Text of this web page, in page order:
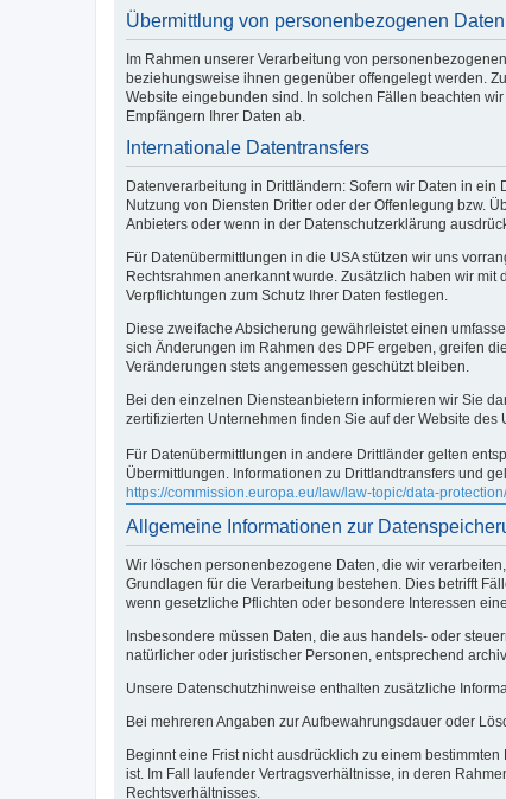
Übermittlung von personenbezogenen Daten
Im Rahmen unserer Verarbeitung von
beziehungsweise ihnen gegenüber offengelegt werden.
Website eingebunden sind. In solchen Fällen beachten
Empfängern Ihrer Daten ab.
Internationale Datentransfers
Datenverarbeitung in Drittländern: Sofern wir Daten in
Nutzung von Diensten Dritter oder der Offenlegung bzw.
Anbieters oder wenn in der Datenschutzerklärung
Für Datenübermittlungen in die USA stützen wir uns
Rechtsrahmen anerkannt wurde. Zusätzlich haben wir
Verpflichtungen zum Schutz Ihrer Daten festlegen.
Diese zweifache Absicherung gewährleistet einen
sich Änderungen im Rahmen des DPF ergeben, greifen
Veränderungen stets angemessen geschützt bleiben.
Bei den einzelnen Diensteanbietern informieren wir Sie
zertifizierten Unternehmen finden Sie auf der Website des
Für Datenübermittlungen in andere Drittländer gelten
Übermittlungen. Informationen zu Drittlandtransfers und
https://commission.europa.eu/law/law-topic/data-
Allgemeine Informationen zur
Wir löschen personenbezogene Daten, die wir
Grundlagen für die Verarbeitung bestehen. Dies betrifft
wenn gesetzliche Pflichten oder besondere Interessen
Insbesondere müssen Daten, die aus handels- oder
natürlicher oder juristischer Personen, entsprechend
Unsere Datenschutzhinweise enthalten zusätzliche
Bei mehreren Angaben zur Aufbewahrungsdauer oder
Beginnt eine Frist nicht ausdrücklich zu einem
ist. Im Fall laufender Vertragsverhältnisse, in deren
Rechtsverhältnisses.